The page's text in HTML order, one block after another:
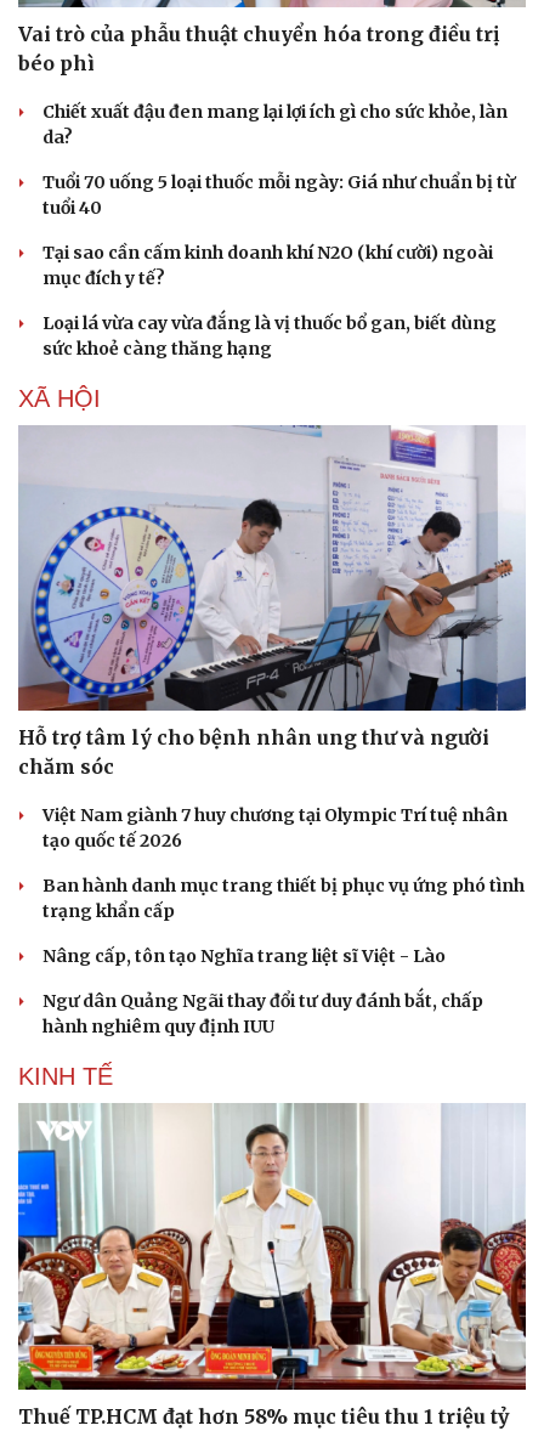
Văn học
Âm nhạc
Di sản
Thời trang
Sao Việt
Vai trò của phẫu thuật chuyển hóa trong điều trị
béo phì
Chiết xuất đậu đen mang lại lợi ích gì cho sức khỏe, làn
da?
Tuổi 70 uống 5 loại thuốc mỗi ngày: Giá như chuẩn bị từ
tuổi 40
Tại sao cần cấm kinh doanh khí N2O (khí cười) ngoài
mục đích y tế?
Loại lá vừa cay vừa đắng là vị thuốc bổ gan, biết dùng
sức khoẻ càng thăng hạng
XÃ HỘI
Hỗ trợ tâm lý cho bệnh nhân ung thư và người
chăm sóc
Việt Nam giành 7 huy chương tại Olympic Trí tuệ nhân
tạo quốc tế 2026
Ban hành danh mục trang thiết bị phục vụ ứng phó tình
trạng khẩn cấp
Nâng cấp, tôn tạo Nghĩa trang liệt sĩ Việt - Lào
Ngư dân Quảng Ngãi thay đổi tư duy đánh bắt, chấp
hành nghiêm quy định IUU
KINH TẾ
Thuế TP.HCM đạt hơn 58% mục tiêu thu 1 triệu tỷ